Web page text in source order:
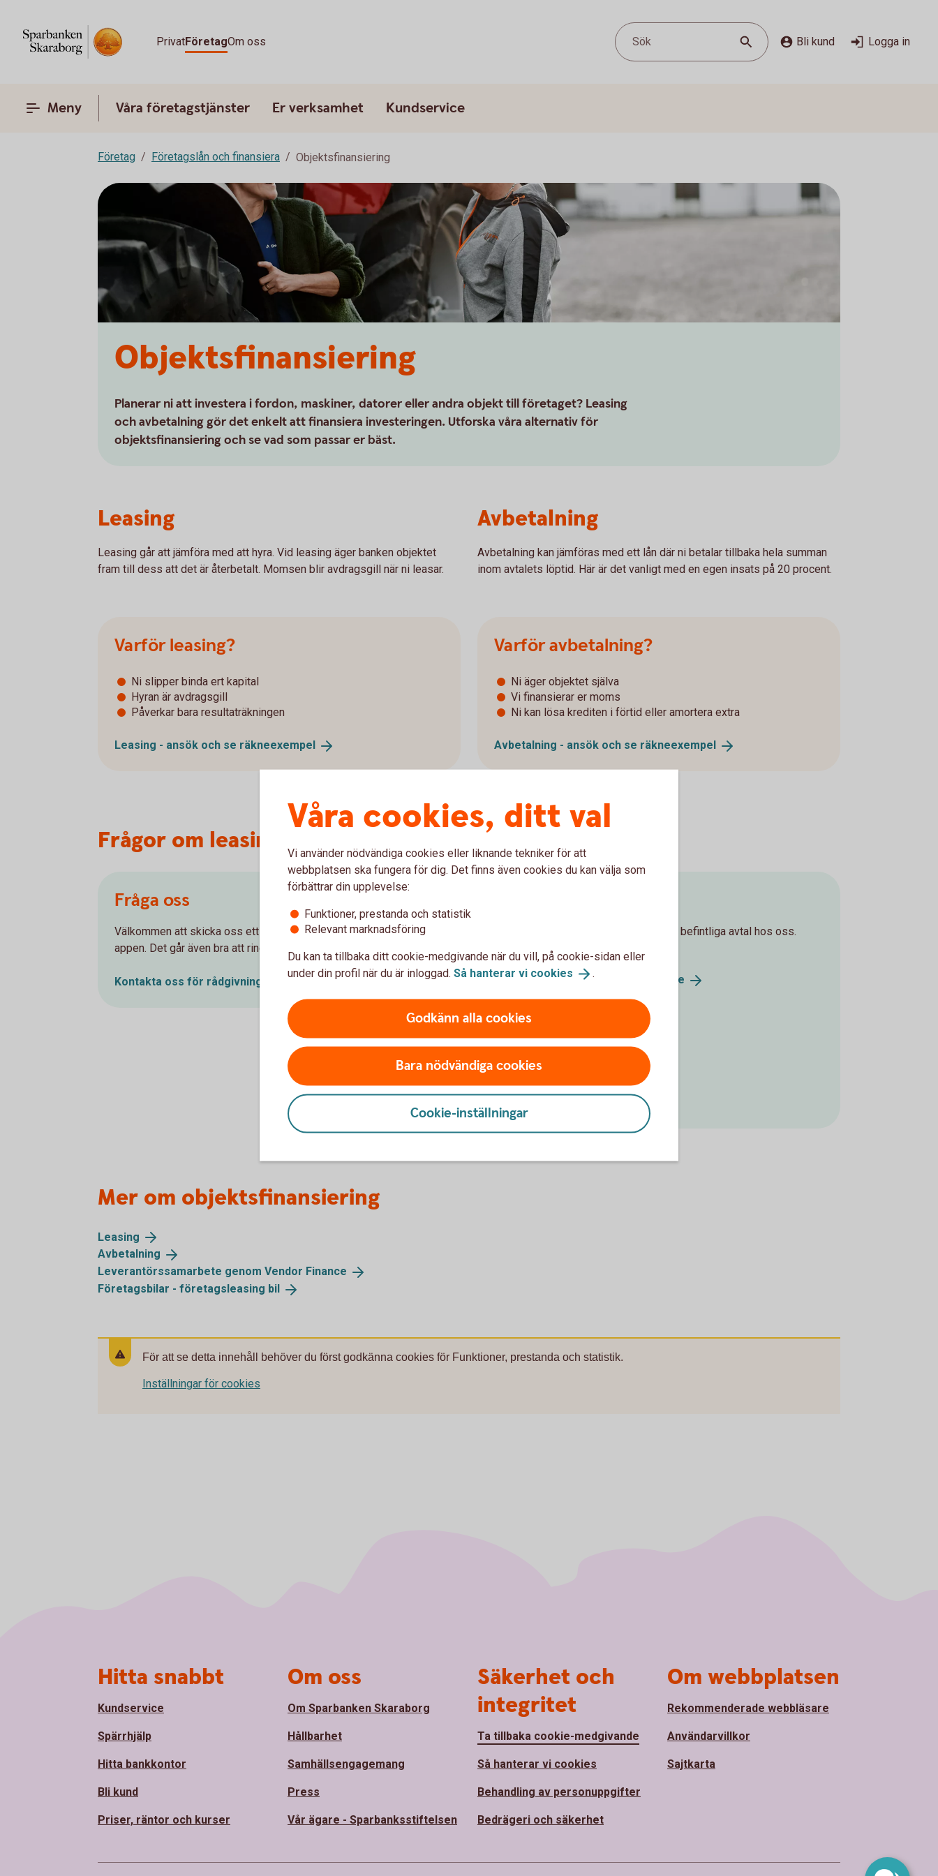
PrivatFöretagOm oss Sök Bli kund Logga in
Meny Våra företagstjänster Er verksamhet Kundservice
Företag Företagslån och finansiera Objektsfinansiering
Objektsfinansiering
Planerar ni att investera i fordon, maskiner, datorer eller andra objekt till företaget? Leasing
och avbetalning gör det enkelt att finansiera investeringen. Utforska våra alternativ för
objektsfinansiering och se vad som passar er bäst.
Leasing
Leasing går att jämföra med att hyra. Vid leasing äger banken objektet
fram till dess att det är återbetalt. Momsen blir avdragsgill när ni leasar.
Varför leasing?
Ni slipper binda ert kapital
Hyran är avdragsgill
Påverkar bara resultaträkningen
Leasing - ansök och se räkneexempel
Avbetalning
Avbetalning kan jämföras med ett lån där ni betalar tillbaka hela summan
inom avtalets löptid. Här är det vanligt med en egen insats på 20 procent.
Varför avbetalning?
Ni äger objektet själva
Vi finansierar er moms
Ni kan lösa krediten i förtid eller amortera extra
Avbetalning - ansök och se räkneexempel
Frågor om leasing och avbetalning?
Fråga oss
Välkommen att skicka oss ett meddelande i internetbanken eller
appen. Det går även bra att ringa oss.
Kontakta oss för rådgivning
Hör av er om ni behöver hjälp med era befintliga avtal hos oss.
08-58 59 86 60
finansbolagskrediter@swedbank.
se
Vardagar 9–15 (lunchstängt 12–13).
Swedbank
Leasing & Avbetalning
Mer om objektsfinansiering
Leasing
Avbetalning
Leverantörssamarbete genom Vendor Finance
Företagsbilar - företagsleasing bil
För att se detta innehåll behöver du först godkänna cookies för Funktioner, prestanda och statistik.
Inställningar för cookies
Våra cookies, ditt val
Vi använder nödvändiga cookies eller liknande tekniker för att
webbplatsen ska fungera för dig. Det finns även cookies du kan välja som
förbättrar din upplevelse:
Funktioner, prestanda och statistik
Relevant marknadsföring
Du kan ta tillbaka ditt cookie-medgivande när du vill, på cookie-sidan eller
under din profil när du är inloggad. Så hanterar vi cookies .
Godkänn alla cookies
Bara nödvändiga cookies
Cookie-inställningar
Hitta snabbt
Kundservice
Spärrhjälp
Hitta bankkontor
Bli kund
Priser, räntor och kurser
Om oss
Om Sparbanken Skaraborg
Hållbarhet
Samhällsengagemang
Press
Vår ägare - Sparbanksstiftelsen
Säkerhet och
integritet
Ta tillbaka cookie-medgivande
Så hanterar vi cookies
Behandling av personuppgifter
Bedrägeri och säkerhet
Om webbplatsen
Rekommenderade webbläsare
Användarvillkor
Sajtkarta